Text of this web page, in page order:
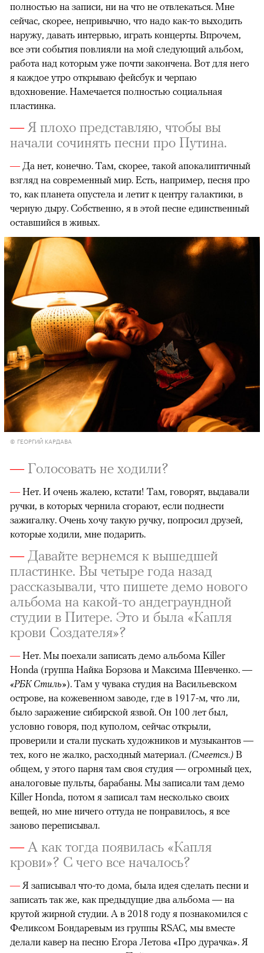
полностью на записи, ни на что не отвлекаться. Мне
сейчас, скорее, непривычно, что надо как-то выходить
наружу, давать интервью, играть концерты. Впрочем,
все эти события повлияли на мой следующий альбом,
работа над которым уже почти закончена. Вот для него
я каждое утро открываю фейсбук и черпаю
вдохновение. Намечается полностью социальная
пластинка.
—Я плохо представляю, чтобы вы
начали сочинять песни про Путина.
— Да нет, конечно. Там, скорее, такой апокалиптичный
взгляд на современный мир. Есть, например, песня про
то, как планета опустела и летит к центру галактики, в
черную дыру. Собственно, я в этой песне единственный
оставшийся в живых.
© ГЕОРГИЙ КАРДАВА
—Голосовать не ходили?
— Нет. И очень жалею, кстати! Там, говорят, выдавали
ручки, в которых чернила сгорают, если поднести
зажигалку. Очень хочу такую ручку, попросил друзей,
которые ходили, мне подарить.
—Давайте вернемся к вышедшей
пластинке. Вы четыре года назад
рассказывали, что пишете демо нового
альбома на какой-то андеграундной
студии в Питере. Это и была «Капля
крови Создателя»?
— Нет. Мы поехали записать демо альбома Killer
Honda (группа Найка Борзова и Максима Шевченко. —
«РБК Стиль»). Там у чувака студия на Васильевском
острове, на кожевенном заводе, где в 1917-м, что ли,
было заражение сибирской язвой. Он 100 лет был,
условно говоря, под куполом, сейчас открыли,
проверили и стали пускать художников и музыкантов —
тех, кого не жалко, расходный материал. (Смеется.) В
общем, у этого парня там своя студия — огромный цех,
аналоговые пульты, барабаны. Мы записали там демо
Killer Honda, потом я записал там несколько своих
вещей, но мне ничего оттуда не понравилось, я все
заново переписывал.
—А как тогда появилась «Капля
крови»? С чего все началось?
— Я записывал что-то дома, была идея сделать песни и
записать так же, как предыдущие два альбома — на
крутой жирной студии. А в 2018 году я познакомился с
Феликсом Бондаревым из группы RSAC, мы вместе
делали кавер на песню Егора Летова «Про дурачка». Я